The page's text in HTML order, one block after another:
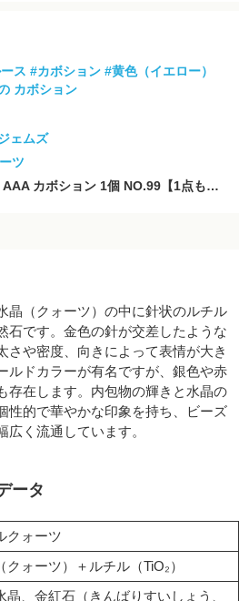
ス #カボション #黄色（イエロー）
カボション
ェムズ
ツ
カボション 1個 NO.99【1点もの】
晶（クォーツ）の中に針状のルチル
石です。金色の針が交差したような
さや密度、向きによって表情が大き
ルドカラーが有名ですが、銀色や赤
存在します。内包物の輝きと水晶の
性的で華やかな印象を持ち、ビーズ
く流通しています。
ータ
クォーツ
クォーツ）＋ルチル（TiO₂）
晶、金紅石（きんばりすいしょう、